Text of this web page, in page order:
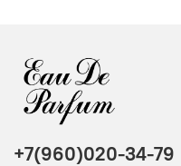
+7(960)020-34-79